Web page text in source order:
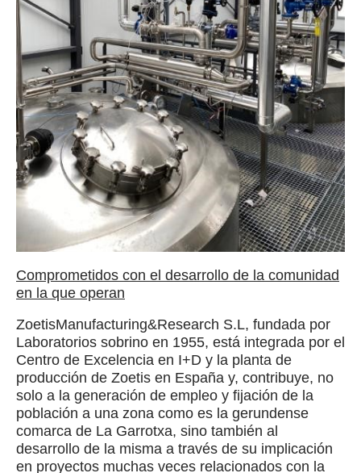
Comprometidos con el desarrollo de la comunidad
en la que operan
ZoetisManufacturing&Research S.L, fundada por
Laboratorios sobrino en 1955, está integrada por el
Centro de Excelencia en I+D y la planta de
producción de Zoetis en España y, contribuye, no
solo a la generación de empleo y fijación de la
población a una zona como es la gerundense
comarca de La Garrotxa, sino también al
desarrollo de la misma a través de su implicación
en proyectos muchas veces relacionados con la